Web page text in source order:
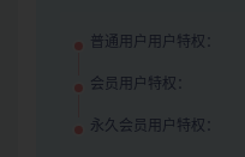
普通用户用户特权：
会员用户特权：
永久会员用户特权：